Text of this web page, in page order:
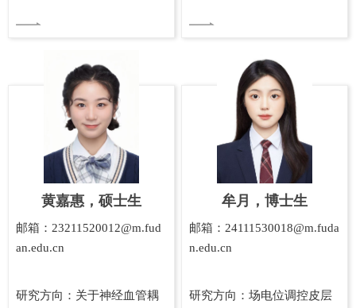
黄嘉惠，硕士生
邮箱：23211520012@m.fud
an.edu.cn
研究方向：关于神经血管耦
牟月，博士生
邮箱：24111530018@m.fuda
n.edu.cn
研究方向：场电位调控皮层